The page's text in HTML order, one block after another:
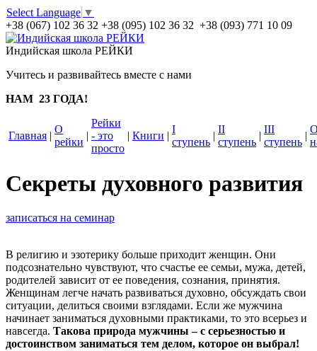
Select Language ▼
+38 (067) 102 36 32 +38 (095) 102 36 32 +38 (093) 771 10 09
Индийская школа РЕЙКИ
Учитесь и развивайтесь вместе с нами
НАМ 23 ГОДА!
Главная |
О
рейки
|
Рейки
- это
просто
| Книги |
I
ступень
|
II
ступень
|
III
ступень
|
Секреты духовного развития
записаться на семинар
В религию и эзотерику больше приходит женщин. Они
подсознательно чувствуют, что счастье ее семьи, мужа, детей,
родителей зависит от ее поведения, сознания, принятия.
Женщинам легче начать развиваться духовно, обсуждать свои
ситуации, делиться своими взглядами. Если же мужчина
начинает заниматься духовными практиками, то это всерьез и
навсегда. Такова природа мужчины – с серьезностью и
достоинством заниматься тем делом, которое он выбрал!